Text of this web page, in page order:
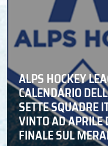
ALPS HOCKEY
CALENDARIO
SETTE SQUADRE
VINTO AD APRILE
FINALE SUL